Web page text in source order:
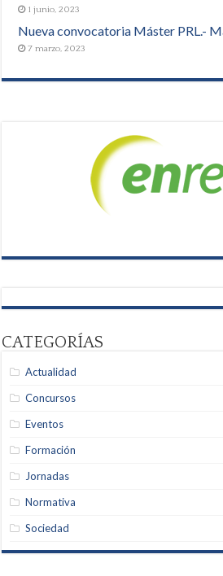
1 junio, 2023
Nueva convocatoria Máster PRL.-
7 marzo, 2023
CATEGORÍAS
Actualidad
Concursos
Eventos
Formación
Jornadas
Normativa
Sociedad